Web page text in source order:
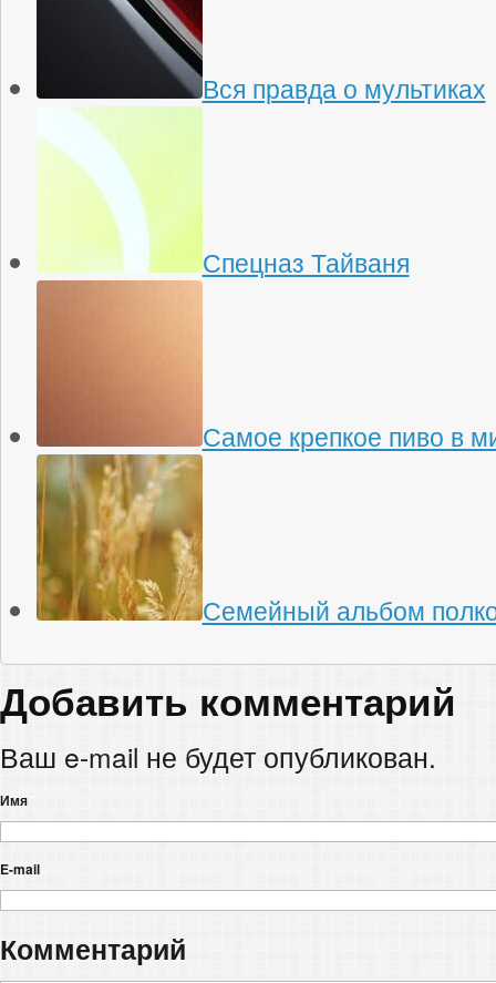
Вся правда о мультиках
Спецназ Тайваня
Самое крепкое пиво в
Семейный альбом
Добавить комментарий
Ваш e-mail не будет опубликован.
Имя
E-mail
Комментарий